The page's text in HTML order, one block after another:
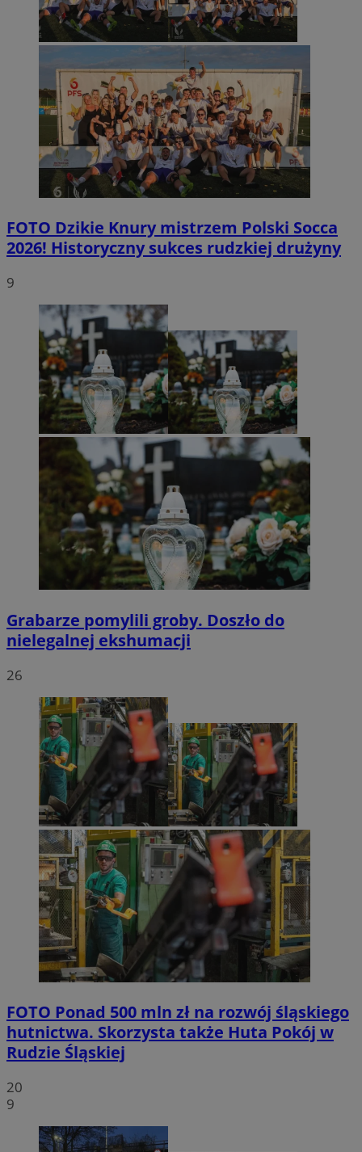
FOTO Dzikie Knury mistrzem Polski Socca
2026! Historyczny sukces rudzkiej drużyny
9
Grabarze pomylili groby. Doszło do
nielegalnej ekshumacji
26
FOTO Ponad 500 mln zł na rozwój śląskiego
hutnictwa. Skorzysta także Huta Pokój w
Rudzie Śląskiej
20
9